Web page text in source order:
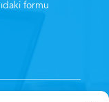
formu